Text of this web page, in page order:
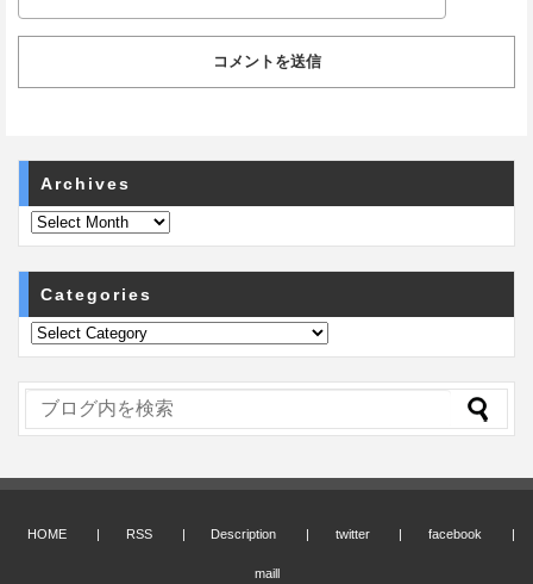
Archives
Categories
HOME RSS Description twitter facebook
maill